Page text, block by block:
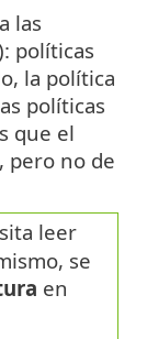
las
políticas
la política
políticas
que el
, pero no de
leer
se
en